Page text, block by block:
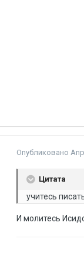
Опубликовано
Цитата
учитесь
И молитесь